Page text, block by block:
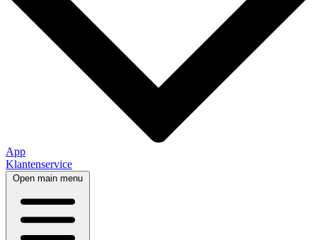
App
Klantenservice
Open main menu